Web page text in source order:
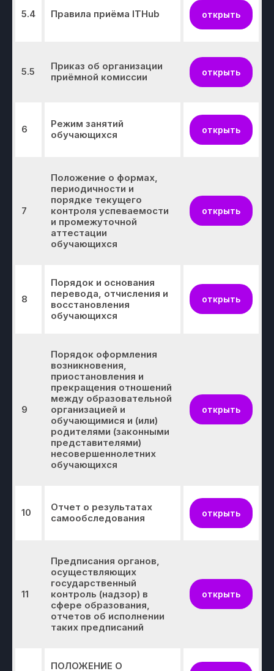
5.4 Правила приёма ITHub открыть
5.5
Приказ об организации
приёмной комиссии
открыть
6
Режим занятий
обучающихся
открыть
7
Положение о формах,
периодичности и
порядке текущего
контроля успеваемости
и промежуточной
аттестации
обучающихся
открыть
8
Порядок и основания
перевода, отчисления и
восстановления
обучающихся
открыть
9
Порядок оформления
возникновения,
приостановления и
прекращения отношений
между образовательной
организацией и
обучающимися и (или)
родителями (законными
представителями)
несовершеннолетних
обучающихся
открыть
10
Отчет о результатах
самообследования
открыть
11
Предписания органов,
осуществляющих
государственный
контроль (надзор) в
сфере образования,
отчетов об исполнении
таких предписаний
открыть
ПОЛОЖЕНИЕ О
Образование